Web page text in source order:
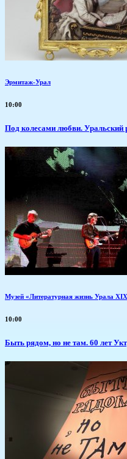
Эрмитаж-Урал
10:00
Под колесами любви. Уральский
Музей «Литературная жизнь Урала
10:00
Быть рядом, но не там. 60 лет